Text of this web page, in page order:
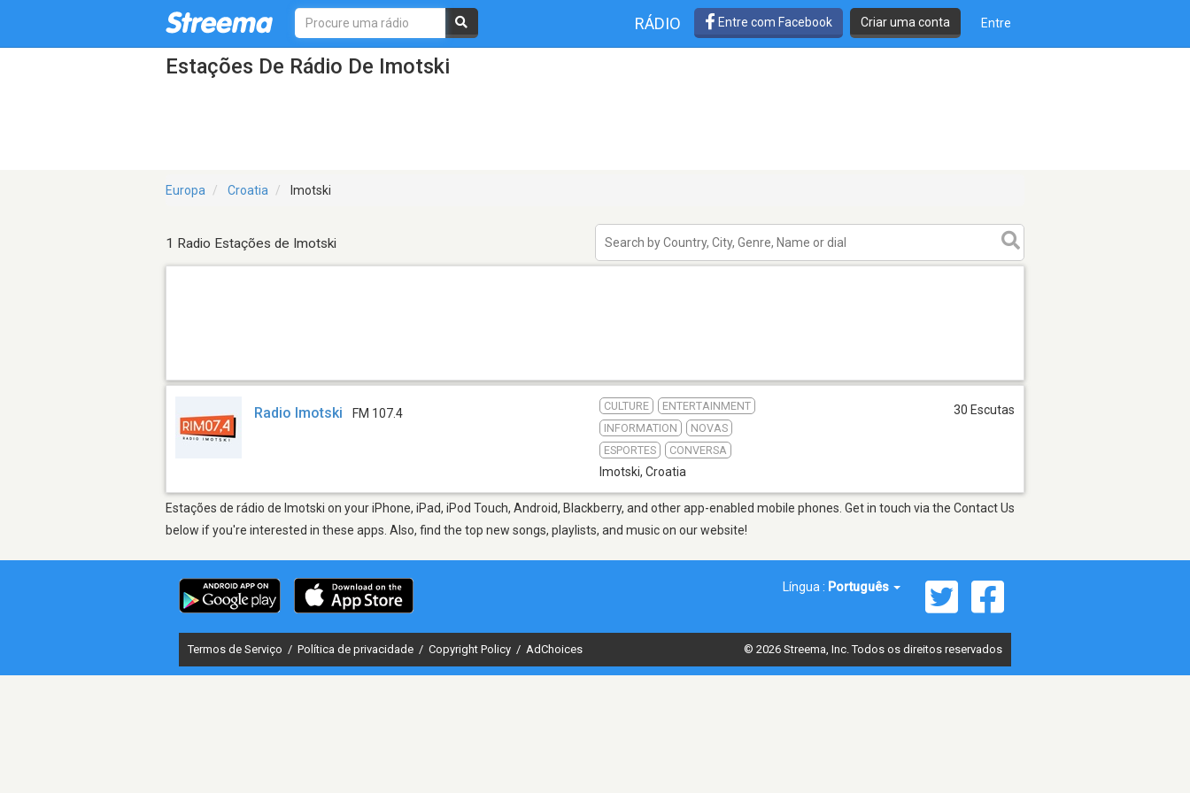
RÁDIO Entre com Facebook Criar uma conta Entre
Estações De Rádio De Imotski
Europa Croatia Imotski
1 Radio Estações de Imotski
Radio Imotski FM 107.4
CULTURE
ENTERTAINMENT
INFORMATION
NOVAS
ESPORTES
CONVERSA
Imotski, Croatia
30 Escutas
Estações de rádio de Imotski on your iPhone, iPad, iPod Touch, Android, Blackberry, and other app-enabled mobile phones. Get in touch via the Contact Us
below if you're interested in these apps. Also, find the top new songs, playlists, and music on our website!
Língua : Português
Termos de Serviço / Política de privacidade / Copyright Policy / AdChoices © 2026 Streema, Inc. Todos os direitos reservados